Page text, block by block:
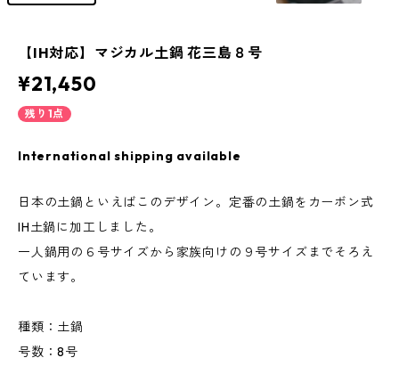
【IH対応】マジカル土鍋 花三島８号
¥21,450
残り1点
International shipping available
日本の土鍋といえばこのデザイン。定番の土鍋をカーボン式
IH土鍋に加工しました。
一人鍋用の６号サイズから家族向けの９号サイズまでそろえ
ています。
種類：土鍋
号数：8号